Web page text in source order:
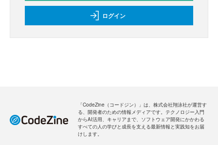
ログイン
「CodeZine（コードジン）」は、株式会社翔泳社が運営す
る、開発者のための情報メディアです。テクノロジー入門
からAI活用、キャリアまで、ソフトウェア開発にかかわる
すべての人の学びと成長を支える最新情報と実践知をお届
けします。